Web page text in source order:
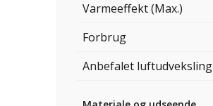
Varmeeffekt (Max.)
Forbrug
Anbefalet luftudveksling